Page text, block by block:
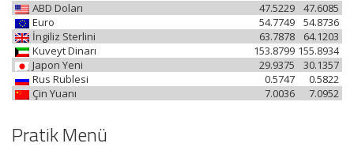
ABD Doları 47.6085
47.5229
Euro
54.8736
54.7749
İngiliz Sterlini
64.1203
63.7878
Kuveyt Dinarı
155.8934
153.8799
Japon Yeni
30.1357
29.9375
Rus Rublesi
0.5822
0.5747
Çin Yuanı
7.0952
7.0036
Pratik Menü